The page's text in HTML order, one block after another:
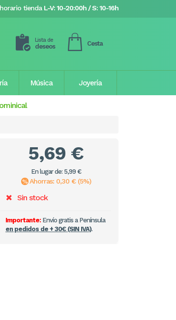
horario tienda L-V: 10-20:00h / S: 10-16h
Lista de
deseos Cesta
Música Joyería
5,69 €
En lugar de: 5,99 €
Ahorras: 0,30 € (5%)
Sin stock
Importante:Envío gratis a Península
en pedidos de + 30€ (SIN IVA).